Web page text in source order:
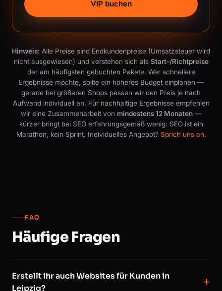
VIP buchen
Hinweis: Alle Preise sind Endkundenpreise (Umsatzsteuer wird
nicht ausgewiesen) und verstehen sich als Start-/Richtpreise
der am häufigsten gebuchten Pakete. Wer schnellere
Ergebnisse möchte, sollte ein höheres Budget einplanen —
gerade bei größeren Shops passen wir den Preis je nach
Aufwand individuell an. Für nachhaltige Ergebnisse empfehlen
wir eine Zusammenarbeit von mindestens 12 Monaten—
kürzer bringt bei SEO erfahrungsgemäß wenig: SEO ist ein
Marathon, kein Sprint. Individuelles Angebot? Sprich uns an.
FAQ
Häufige Fragen
Erstellt ihr auch Websites für Kunden in
Leipzig?